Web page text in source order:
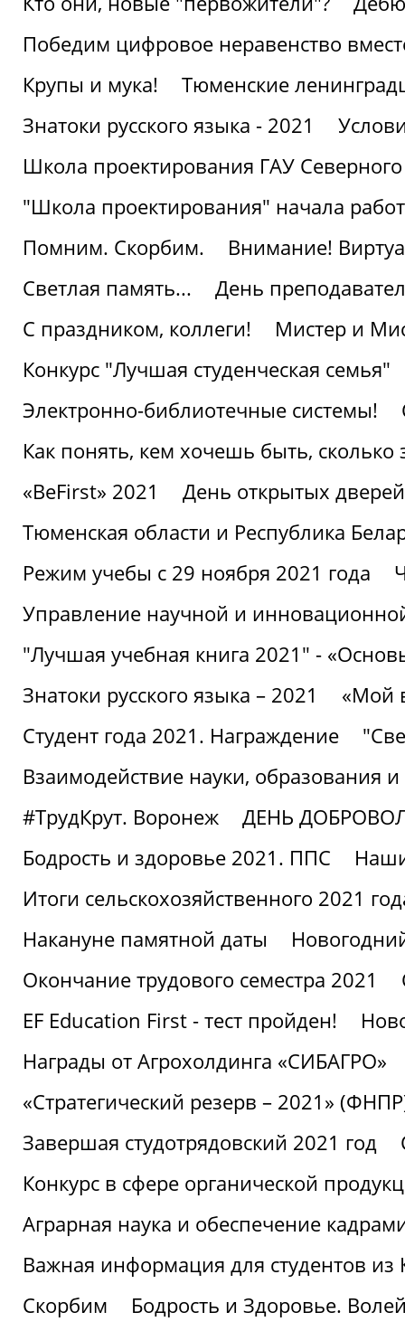
Победим цифровое неравенство
Крупы и мука!
Тюменские
Знатоки русского языка - 2021
Школа проектирования ГАУ
"Школа проектирования" начала
Помним. Скорбим.
Внимание!
Светлая память...
День
С праздником, коллеги!
Мистер и
Конкурс "Лучшая студенческая семья"
Электронно-библиотечные системы!
Как понять, кем хочешь быть, сколько
«BeFirst» 2021
День открытых
Тюменская области и Республика
Режим учебы с 29 ноября 2021 года
Управление научной и
"Лучшая учебная книга 2021" -
Знатоки русского языка – 2021
«Мой
Студент года 2021. Награждение
Взаимодействие науки, образования и
#ТрудКрут. Воронеж
ДЕНЬ
Бодрость и здоровье 2021. ППС
Итоги сельскохозяйственного 2021
Накануне памятной даты
Окончание трудового семестра 2021
EF Education First - тест пройден!
Награды от Агрохолдинга «СИБАГРО»
«Стратегический резерв – 2021»
Завершая студотрядовский 2021 год
Конкурс в сфере органической
Аграрная наука и обеспечение
Важная информация для студентов из
Скорбим
Бодрость и Здоровье.